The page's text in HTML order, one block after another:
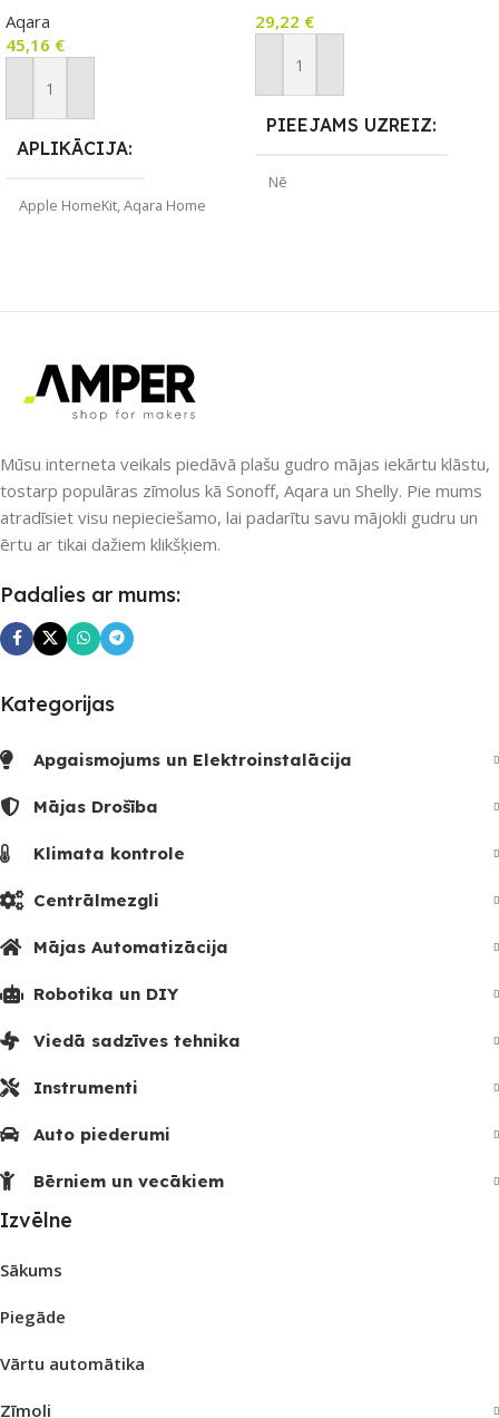
Aqara
45,16 €
Pievienot Grozam
APLIKĀCIJA
Apple HomeKit,Aqara Home
PIEEJAMS UZREIZ
Nē
UZREIZ PIEEJAMAIS
SKAITS
29,22 €
Pievienot Grozam
PIEEJAMS UZREIZ
Nē
Mūsu interneta veikals piedāvā plašu gudro mājas iekārtu klāstu,
tostarp populāras zīmolus kā Sonoff, Aqara un Shelly. Pie mums
atradīsiet visu nepieciešamo, lai padarītu savu mājokli gudru un
ērtu ar tikai dažiem klikšķiem.
Padalies ar mums:
Kategorijas
Apgaismojums un Elektroinstalācija
Mājas Drošība
Klimata kontrole
Centrālmezgli
Mājas Automatizācija
Robotika un DIY
Viedā sadzīves tehnika
Instrumenti
Auto piederumi
Bērniem un vecākiem
Izvēlne
Sākums
Piegāde
Vārtu automātika
Zīmoli